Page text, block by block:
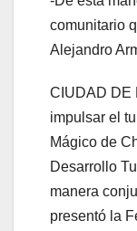
comunitario
Alejandro
CIUDAD DE
impulsar el
Mágico de
Desarrollo
manera
presentó la